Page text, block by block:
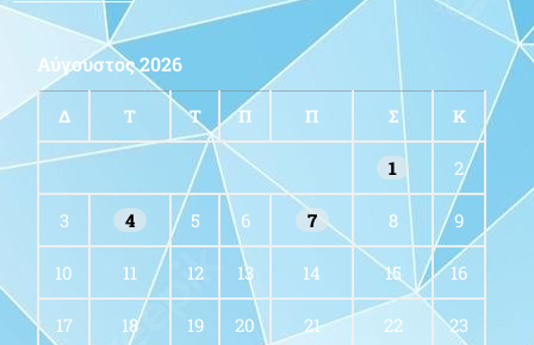
Αύγουστος 2026
Δ Τ Τ Π Π Σ Κ
1 2
3 4 5 6 7 8 9
10 11 12 13 14 15 16
17 18 19 20 21 22 23